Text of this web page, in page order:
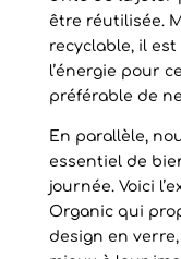
être réutilisée.
recyclable, il
l’énergie pour
préférable de
En parallèle,
essentiel de
journée. Voici
Organic qui
design en